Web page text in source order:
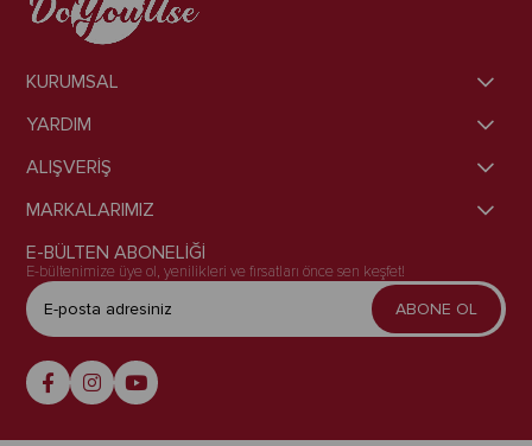
KURUMSAL
YARDIM
ALIŞVERİŞ
MARKALARIMIZ
E-BÜLTEN ABONELİĞİ
E-bültenimize üye ol, yenilikleri ve fırsatları önce sen keşfet!
ABONE OL